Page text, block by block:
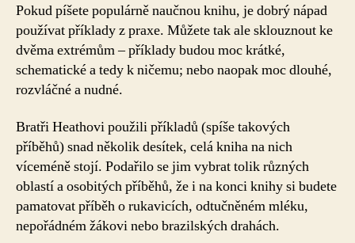
Pokud píšete populárně naučnou knihu, je dobrý nápad
používat příklady z praxe. Můžete tak ale sklouznout ke
dvěma extrémům – příklady budou moc krátké,
schematické a tedy k ničemu; nebo naopak moc dlouhé,
rozvláčné a nudné.
Bratři Heathovi použili příkladů (spíše takových
příběhů) snad několik desítek, celá kniha na nich
víceméně stojí. Podařilo se jim vybrat tolik různých
oblastí a osobitých příběhů, že i na konci knihy si budete
pamatovat příběh o rukavicích, odtučněném mléku,
nepořádném žákovi nebo brazilských drahách.